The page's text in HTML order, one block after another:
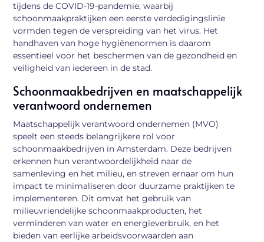
tijdens de COVID-19-pandemie, waarbij
schoonmaakpraktijken een eerste verdedigingslinie
vormden tegen de verspreiding van het virus. Het
handhaven van hoge hygiënenormen is daarom
essentieel voor het beschermen van de gezondheid en
veiligheid van iedereen in de stad.
Schoonmaakbedrijven en maatschappelijk
verantwoord ondernemen
Maatschappelijk verantwoord ondernemen (MVO)
speelt een steeds belangrijkere rol voor
schoonmaakbedrijven in Amsterdam. Deze bedrijven
erkennen hun verantwoordelijkheid naar de
samenleving en het milieu, en streven ernaar om hun
impact te minimaliseren door duurzame praktijken te
implementeren. Dit omvat het gebruik van
milieuvriendelijke schoonmaakproducten, het
verminderen van water en energieverbruik, en het
bieden van eerlijke arbeidsvoorwaarden aan